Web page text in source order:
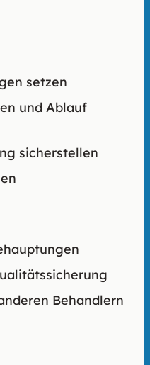
setzen
und Ablauf
sicherstellen
Behandlern